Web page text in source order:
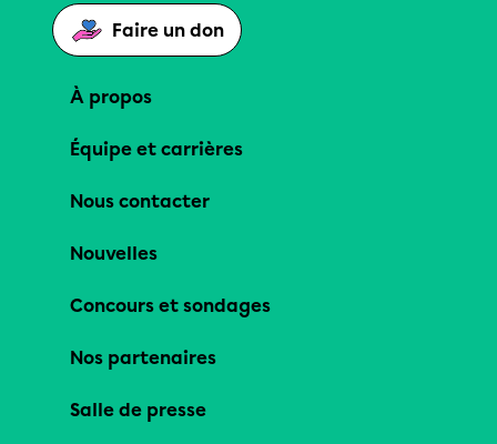
Faire un don
À propos
Équipe et carrières
Nous contacter
Nouvelles
Concours et sondages
Nos partenaires
Salle de presse